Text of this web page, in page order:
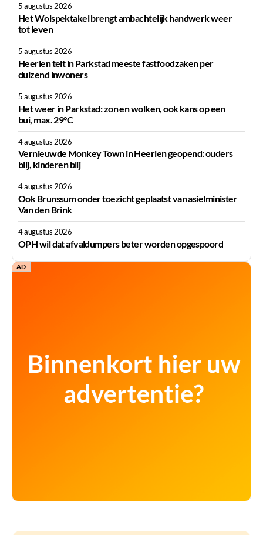
5 augustus 2026
Het Wolspektakel brengt ambachtelijk handwerk weer
tot leven
5 augustus 2026
Heerlen telt in Parkstad meeste fastfoodzaken per
duizend inwoners
5 augustus 2026
Het weer in Parkstad: zon en wolken, ook kans op een
bui, max. 29°C
4 augustus 2026
Vernieuwde Monkey Town in Heerlen geopend: ouders
blij, kinderen blij
4 augustus 2026
Ook Brunssum onder toezicht geplaatst van asielminister
Van den Brink
4 augustus 2026
OPH wil dat afvaldumpers beter worden opgespoord
AD